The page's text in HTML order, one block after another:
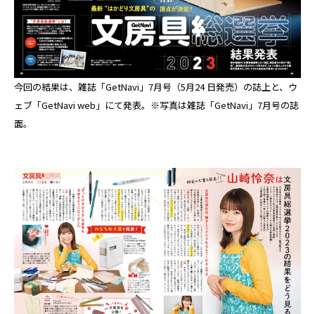
今回の結果は、雑誌「GetNavi」7月号（5月24 日発売）の誌上と、ウ
ェブ「GetNavi web」にて発表。※写真は雑誌「GetNavi」7月号の誌
面。